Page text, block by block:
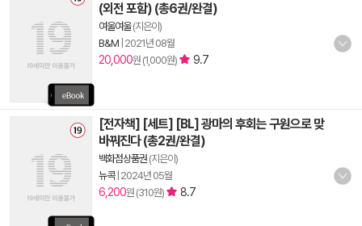
(외전 포함) (총6권/완결)
여울여울(지은이)
B&M 2021년 08월
20,000원 (1,000원) 9.7
[전자책] [세트] [BL] 광마의 후회는 구원으로 맞
바꿔진다 (총2권/완결)
백화점상품권 (지은이)
뉴콕| 2024년 05월
6,200원 (310원) 8.7